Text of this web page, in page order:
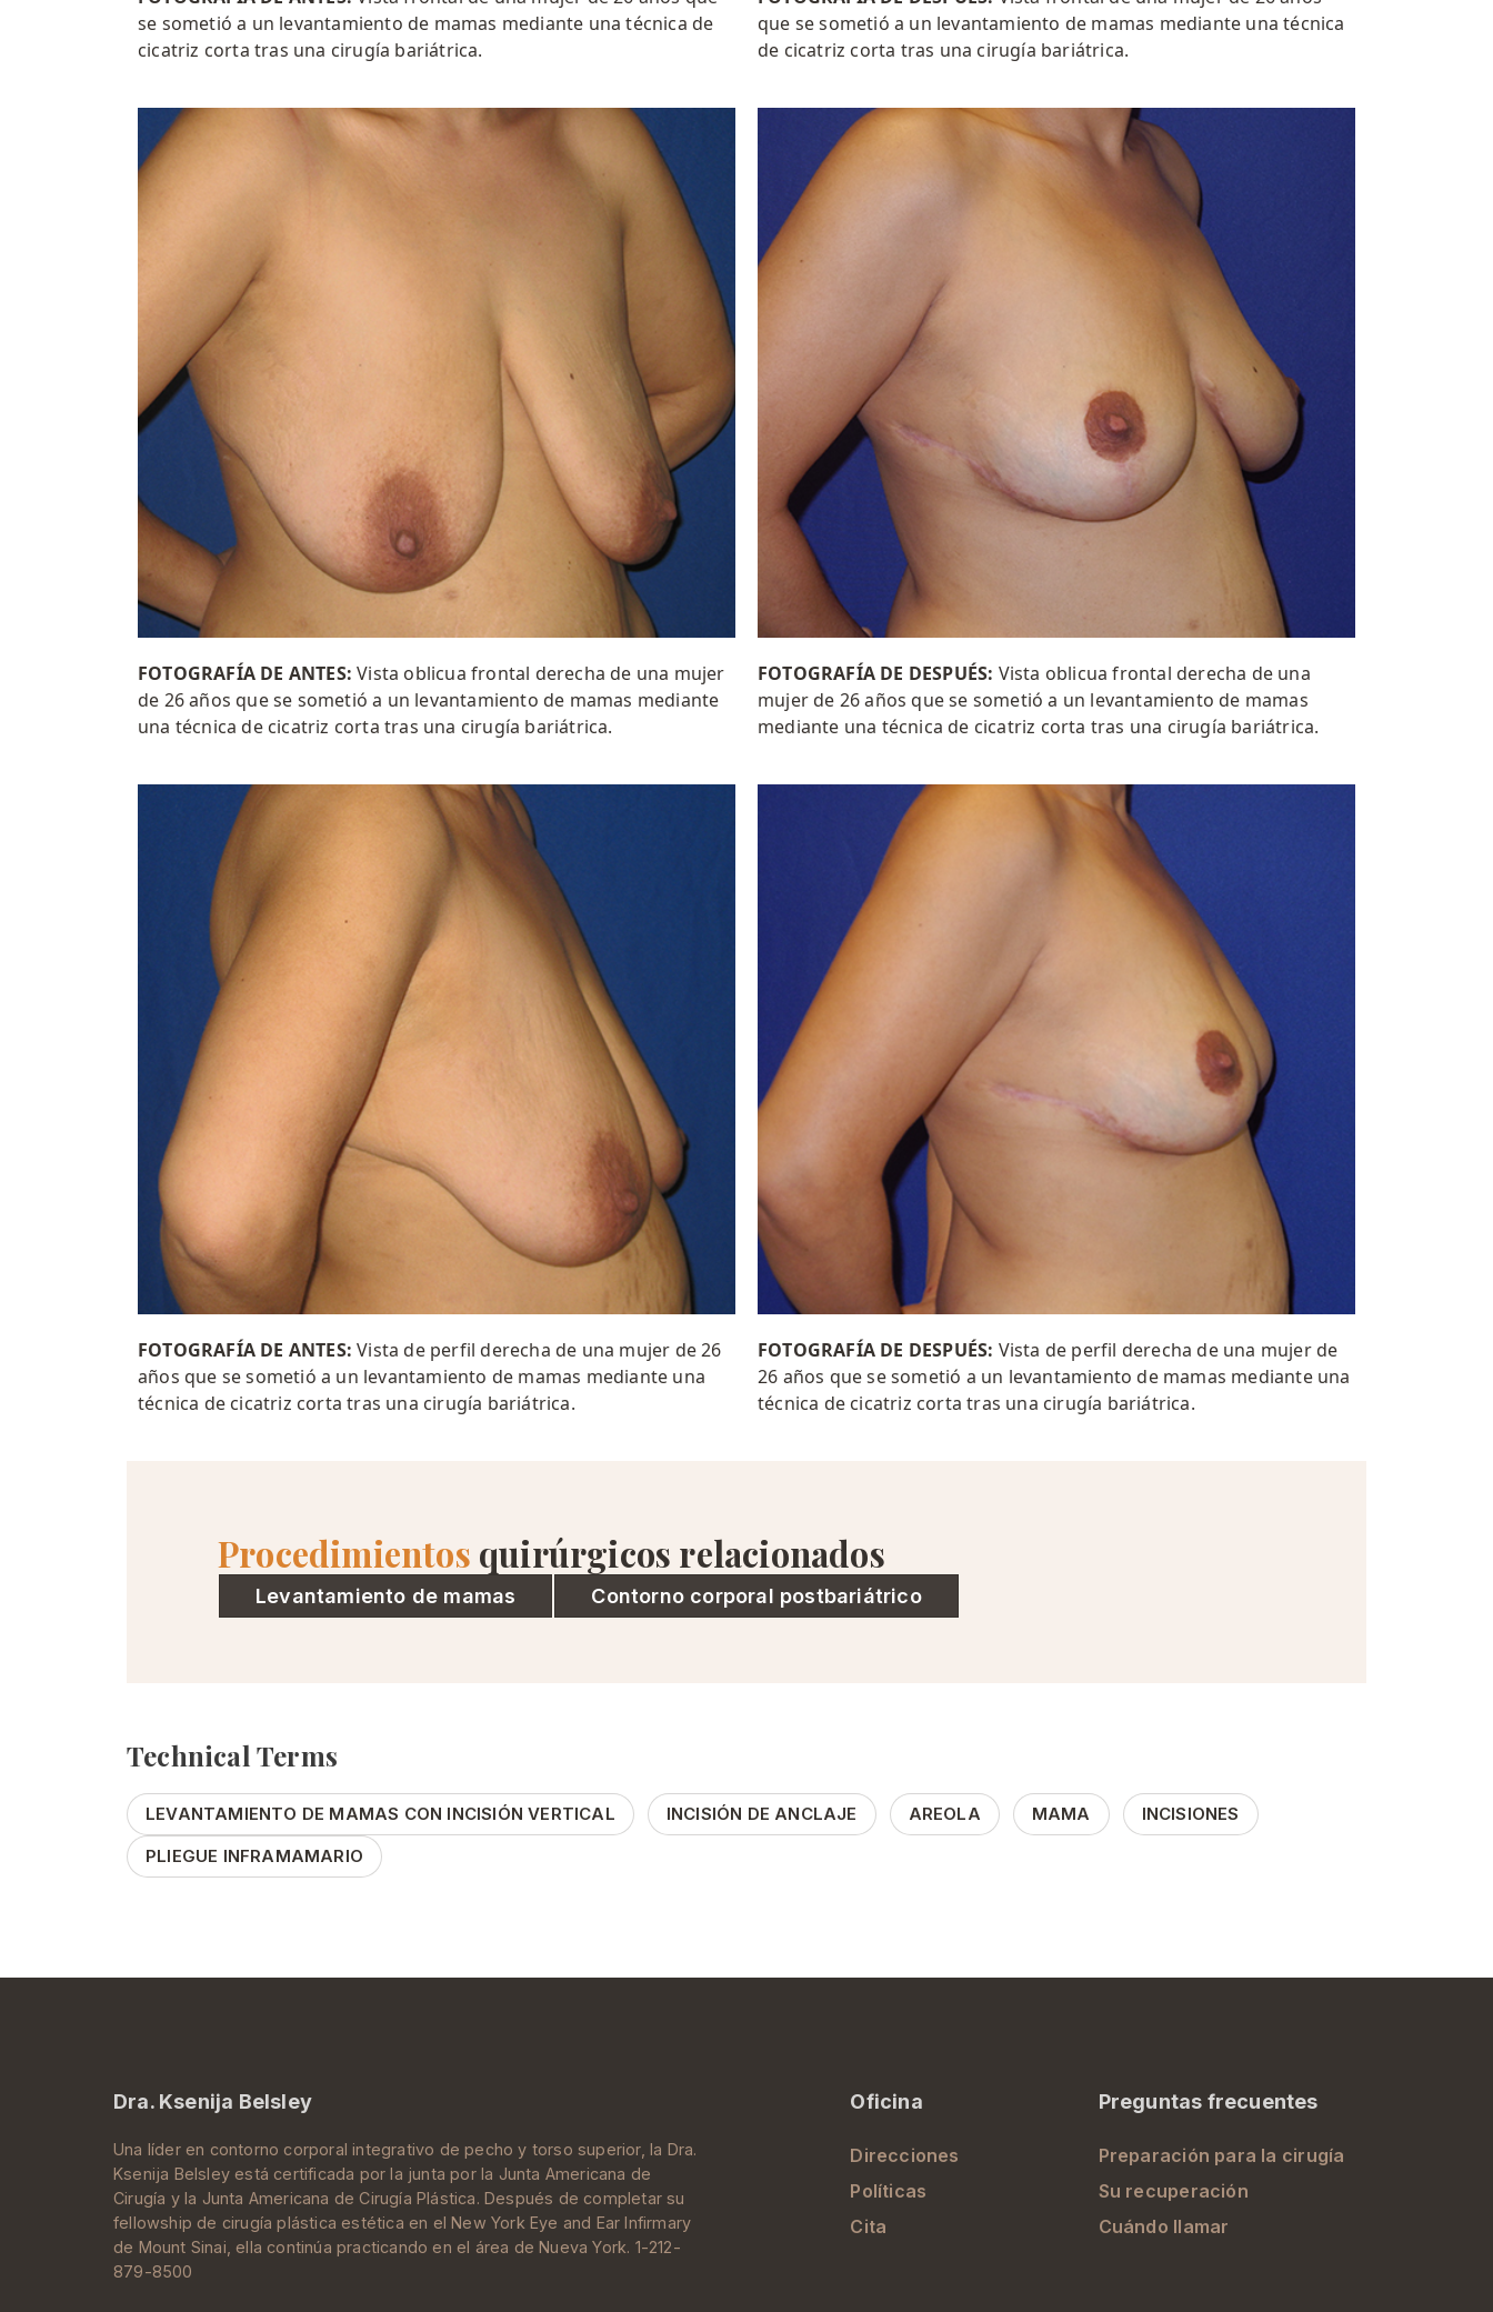
se sometió a un levantamiento de mamas mediante una técnica de
cicatriz corta tras una cirugía bariátrica.
que se sometió a un levantamiento de mamas mediante una técnica
de cicatriz corta tras una cirugía bariátrica.
FOTOGRAFÍA DE ANTES:Vista oblicua frontal derecha de una mujer
de 26 años que se sometió a un levantamiento de mamas mediante
una técnica de cicatriz corta tras una cirugía bariátrica.
FOTOGRAFÍA DE DESPUÉS: Vista oblicua frontal derecha de una
mujer de 26 años que se sometió a un levantamiento de mamas
mediante una técnica de cicatriz corta tras una cirugía bariátrica.
FOTOGRAFÍA DE ANTES: Vista de perfil derecha de una mujer de 26
años que se sometió a un levantamiento de mamas mediante una
técnica de cicatriz corta tras una cirugía bariátrica.
FOTOGRAFÍA DE DESPUÉS: Vista de perfil derecha de una mujer de
26 años que se sometió a un levantamiento de mamas mediante una
técnica de cicatriz corta tras una cirugía bariátrica.
Procedimientos quirúrgicos relacionados
Levantamiento de mamas Contorno corporal postbariátrico
Technical Terms
LEVANTAMIENTO DE MAMAS CON INCISIÓN VERTICAL INCISIÓN DE ANCLAJE AREOLA MAMA
INCISIONES
PLIEGUE INFRAMAMARIO
Dra. Ksenija Belsley
Una líder en contorno corporal integrativo de pecho y torso superior, la Dra.
Ksenija Belsley está certificada por la junta por la Junta Americana de
Cirugía y la Junta Americana de Cirugía Plástica. Después de completar su
fellowship de cirugía plástica estética en el New York Eye and Ear Infirmary
de Mount Sinai , ella continúa practicando en el área deNueva York. 1-212-
879-8500
Oficina
Direcciones
Políticas
Cita
Preguntas frecuentes
Preparación para la cirugía
Su recuperación
Cuándo llamar